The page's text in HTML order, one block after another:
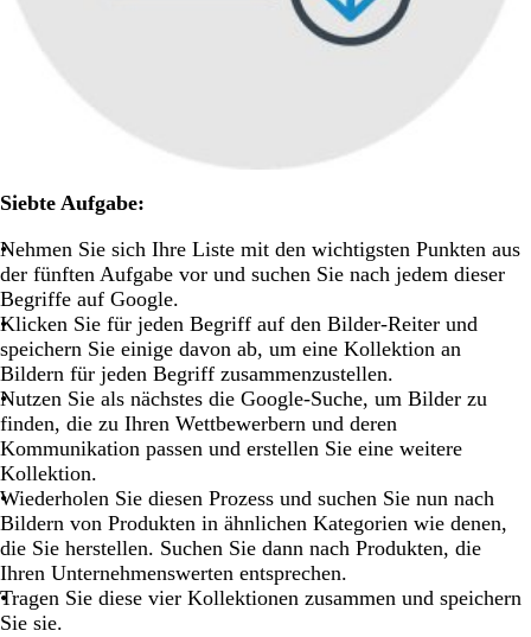
Siebte Aufgabe:
Nehmen Sie sich Ihre Liste mit den wichtigsten Punkten aus
der fünften Aufgabe vor und suchen Sie nach jedem dieser
Begriffe auf Google.
Klicken Sie für jeden Begriff auf den Bilder-Reiter und
speichern Sie einige davon ab, um eine Kollektion an
Bildern für jeden Begriff zusammenzustellen.
Nutzen Sie als nächstes die Google-Suche, um Bilder zu
finden, die zu Ihren Wettbewerbern und deren
Kommunikation passen und erstellen Sie eine weitere
Kollektion.
Wiederholen Sie diesen Prozess und suchen Sie nun nach
Bildern von Produkten in ähnlichen Kategorien wie denen,
die Sie herstellen. Suchen Sie dann nach Produkten, die
Ihren Unternehmenswerten entsprechen.
Tragen Sie diese vier Kollektionen zusammen und speichern
Sie sie.